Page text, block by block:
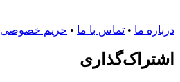
درباره ما • تماس با ما • حریم خصوصی
اشتراک‌گذاری